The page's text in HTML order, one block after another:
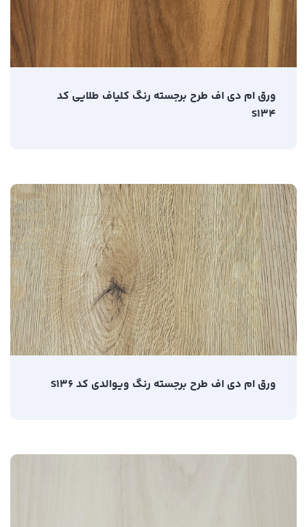
ورق ام دی اف طرح برجسته رنگ کلیاف طلایی کد
S134
ورق ام دی اف طرح برجسته رنگ ویوالدی کد S136